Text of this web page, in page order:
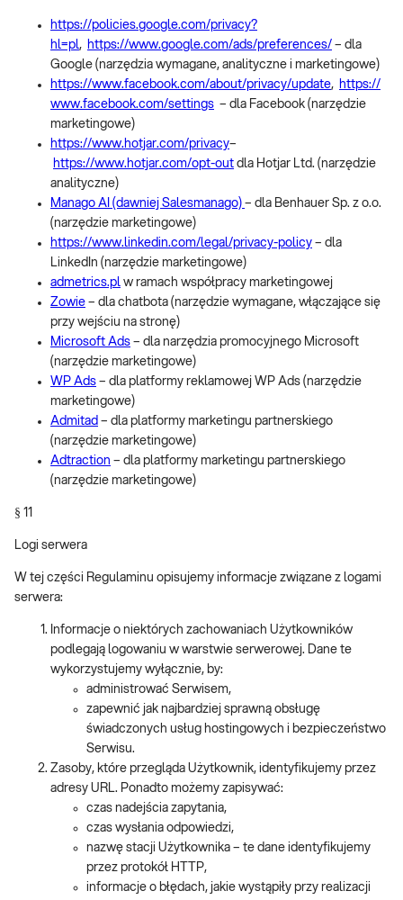
https://policies.google.com/privacy?
hl=pl, https://www.google.com/ads/preferences/ – dla
Google (narzędzia wymagane, analityczne i marketingowe)
https://www.facebook.com/about/privacy/update, https://
www.facebook.com/settings – dla Facebook (narzędzie
marketingowe)
https://www.hotjar.com/privacy–
https://www.hotjar.com/opt-out dla Hotjar Ltd. (narzędzie
analityczne)
Manago AI (dawniej Salesmanago) – dla Benhauer Sp. z o.o.
(narzędzie marketingowe)
https://www.linkedin.com/legal/privacy-policy – dla
LinkedIn (narzędzie marketingowe)
admetrics.pl w ramach współpracy marketingowej
Zowie – dla chatbota (narzędzie wymagane, włączające się
przy wejściu na stronę)
Microsoft Ads – dla narzędzia promocyjnego Microsoft
(narzędzie marketingowe)
WP Ads – dla platformy reklamowej WP Ads (narzędzie
marketingowe)
Admitad – dla platformy marketingu partnerskiego
(narzędzie marketingowe)
Adtraction – dla platformy marketingu partnerskiego
(narzędzie marketingowe)
§ 11
Logi serwera
W tej części Regulaminu opisujemy informacje związane z logami
serwera:
Informacje o niektórych zachowaniach Użytkowników
podlegają logowaniu w warstwie serwerowej. Dane te
wykorzystujemy wyłącznie, by:
administrować Serwisem,
zapewnić jak najbardziej sprawną obsługę
świadczonych usług hostingowych i bezpieczeństwo
Serwisu.
Zasoby, które przegląda Użytkownik, identyfikujemy przez
adresy URL. Ponadto możemy zapisywać:
czas nadejścia zapytania,
czas wysłania odpowiedzi,
nazwę stacji Użytkownika – te dane identyfikujemy
przez protokół HTTP,
informacje o błędach, jakie wystąpiły przy realizacji